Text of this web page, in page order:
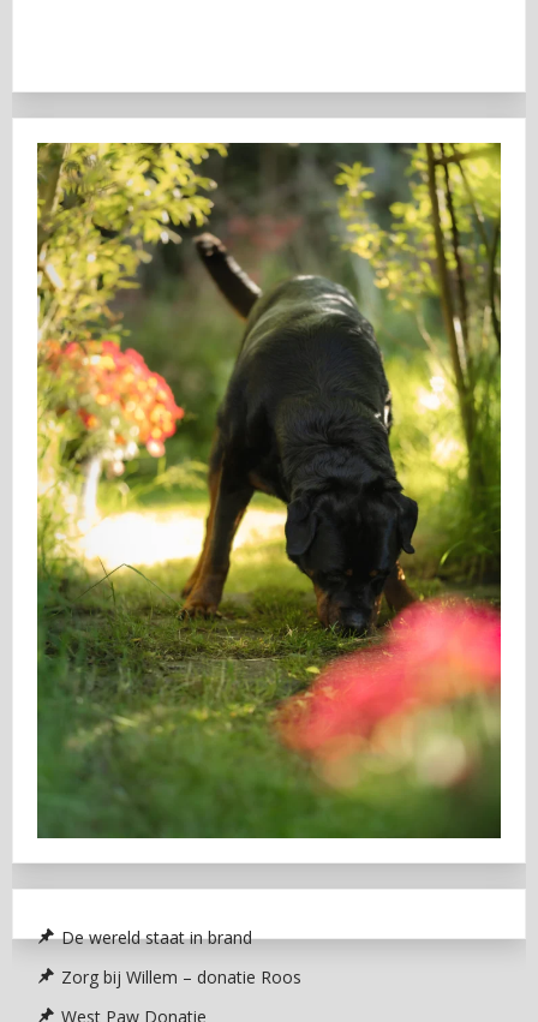
De wereld staat in brand
Zorg bij Willem – donatie Roos
West Paw Donatie